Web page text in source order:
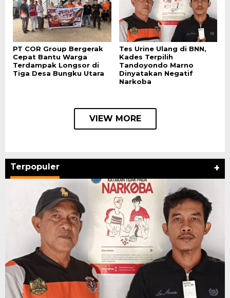
PT COR Group Bergerak
Cepat Bantu Warga
Terdampak Longsor di
Tiga Desa Bungku Utara
Tes Urine Ulang di BNN,
Kades Terpilih
Tandoyondo Marno
Dinyatakan Negatif
Narkoba
VIEW MORE
Terpopuler +